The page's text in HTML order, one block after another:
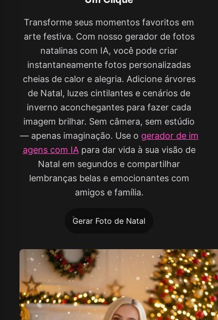
Transforme seus momentos favoritos em
arte festiva. Com nosso gerador de fotos
natalinas com IA, você pode criar
instantaneamente fotos personalizadas
cheias de calor e alegria. Adicione árvores
de Natal, luzes cintilantes e cenários de
inverno aconchegantes para fazer cada
imagem brilhar. Sem câmera, sem estúdio
— apenas imaginação. Use o gerador de im
agens com IApara dar vida à sua visão de
Natal em segundos e compartilhar
lembranças belas e emocionantes com
amigos e família.
Gerar Foto de Natal